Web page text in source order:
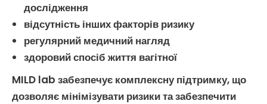
дослідження
відсутність інших факторів ризику
регулярний медичний нагляд
здоровий спосіб життя вагітної
MILD lab забезпечує комплексну підтримку, що
дозволяє мінімізувати ризики та забезпечити